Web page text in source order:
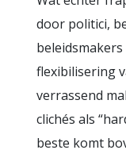
door politici,
flexibilisering
verrassend
clichés als
beste komt